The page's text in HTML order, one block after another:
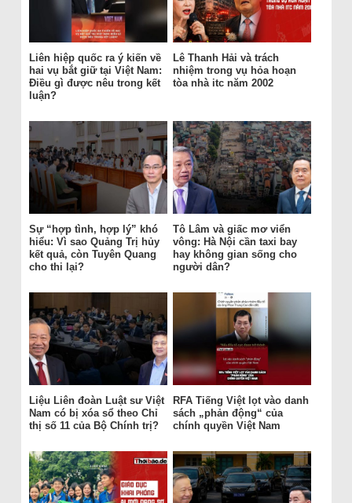
Liên hiệp quốc ra ý kiến về
hai vụ bắt giữ tại Việt Nam:
Điều gì được nêu trong kết
luận?
Lê Thanh Hải và trách
nhiệm trong vụ hỏa hoạn
tòa nhà itc năm 2002
Sự “hợp tình, hợp lý” khó
hiểu: Vì sao Quảng Trị hủy
kết quả, còn Tuyên Quang
cho thi lại?
Tô Lâm và giấc mơ viển
vông: Hà Nội cần taxi bay
hay không gian sống cho
người dân?
Liệu Liên đoàn Luật sư Việt
Nam có bị xóa sổ theo Chỉ
thị số 11 của Bộ Chính trị?
RFA Tiếng Việt lọt vào danh
sách „phản động“ của
chính quyền Việt Nam